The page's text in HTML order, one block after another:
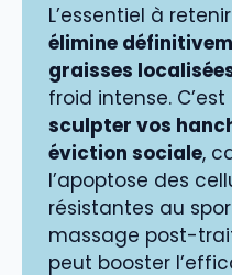
L’essentiel à
élimine
graisses
froid intense.
sculpter vos
éviction sociale,
l’apoptose des
résistantes au
massage post-
peut booster